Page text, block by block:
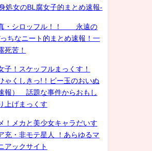
処女のBL腐女子的まとめ速報-
・シロッフル！！ 永遠の
ちなニート的まとめ速報！一
死苦！
子！スケッフルまっくす！
ゃくしきっ!！ビー玉のおいぬ
報） 話題な事件からおもし
上げまっくす
！メカと美少女キャラだいす
充・非モテ星人 ！あらゆるマ
アックサイト